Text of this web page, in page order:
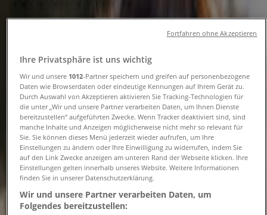
Blumen Risse | Gehrtsstrasse 16
Karte
02116185208
Karte
02116185208
Angebote für Blumen Risse in
Düsseldorf
Ihre Privatsphäre ist uns wichtig
Wir und unsere 1012-Partner speichern und greifen auf personenbezogene
Daten wie Browserdaten oder eindeutige Kennungen auf Ihrem Gerät zu.
Durch Auswahl von Akzeptieren aktivieren Sie Tracking-Technologien für
die unter „Wir und unsere Partner verarbeiten Daten, um Ihnen Dienste
bereitzustellen“ aufgeführten Zwecke. Wenn Tracker deaktiviert sind, sind
manche Inhalte und Anzeigen möglicherweise nicht mehr so relevant für
Sie. Sie können dieses Menü jederzeit wieder aufrufen, um Ihre
Einstellungen zu ändern oder Ihre Einwilligung zu widerrufen, indem Sie
auf den Link Zwecke anzeigen am unteren Rand der Webseite klicken. Ihre
Einstellungen gelten innerhalb unseres Website. Weitere Informationen
finden Sie in unserer Datenschutzerklärung.
Wir und unsere Partner verarbeiten Daten, um
Folgendes bereitzustellen:
Fortfahren ohne Akzeptieren